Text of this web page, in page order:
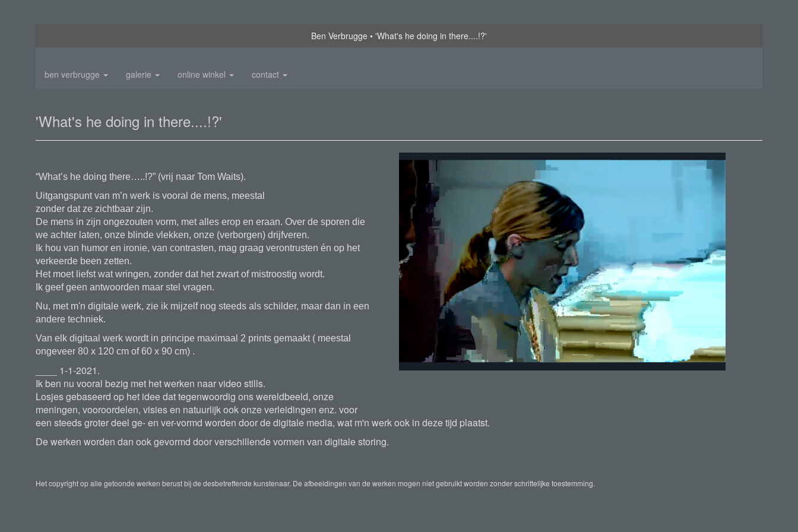
Ben Verbrugge 'What's he doing in there....!?'
ben verbrugge galerie online winkel contact
'What's he doing in there....!?'
“What’s he doing there…..!?” (vrij naar Tom Waits).
Uitgangspunt van m’n werk is vooral de mens, meestal
zonder dat ze zichtbaar zijn.
De mens in zijn ongezouten vorm, met alles erop en eraan. Over de sporen die
we achter laten, onze blinde vlekken, onze (verborgen) drijfveren.
Ik hou van humor en ironie, van contrasten, mag graag verontrusten én op het
verkeerde been zetten.
Het moet liefst wat wringen, zonder dat het zwart of mistroostig wordt.
Ik geef geen antwoorden maar stel vragen.
Nu, met m'n digitale werk, zie ik mijzelf nog steeds als schilder, maar dan in een
andere techniek.
Van elk digitaal werk wordt in principe maximaal 2 prints gemaakt ( meestal
ongeveer 80 x 120 cm of 60 x 90 cm) .
____ 1-1-2021.
Ik ben nu vooral bezig met het werken naar video stills.
Losjes gebaseerd op het idee dat tegenwoordig ons wereldbeeld, onze
meningen, vooroordelen, visies en natuurlijk ook onze verleidingen enz. voor
een steeds groter deel ge- en ver-vormd worden door de digitale media, wat m'n werk ook in deze tijd plaatst.
De werken worden dan ook gevormd door verschillende vormen van digitale storing.
Het copyright op alle getoonde werken berust bij de desbetreffende kunstenaar. De afbeeldingen van de werken mogen niet gebruikt worden zonder schriftelijke toestemming.